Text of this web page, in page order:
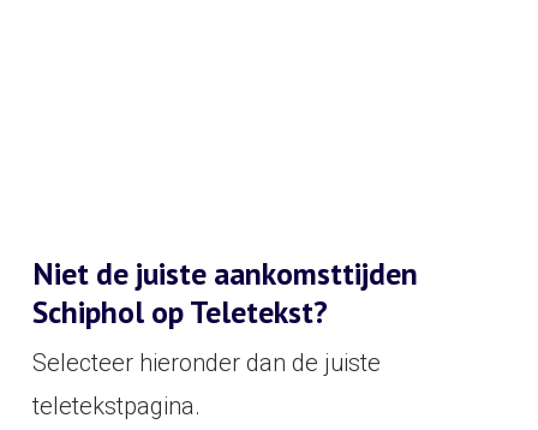
Niet de juiste aankomsttijden
Schiphol op Teletekst?
Selecteer hieronder dan de juiste
teletekstpagina.